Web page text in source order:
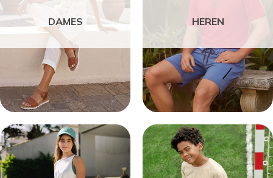
DAMES HEREN